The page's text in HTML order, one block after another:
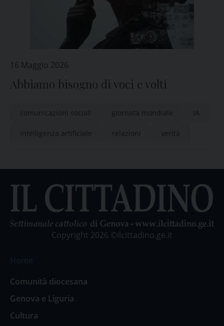
16 Maggio 2026
Abbiamo bisogno di voci e volti
comunicazioni sociali giornata mondiale IA
intelligenza artificiale relazioni verità
Copyright 2026 ©ilcittadino.ge.it
Comunità diocesana
Genova e Liguria
Cultura